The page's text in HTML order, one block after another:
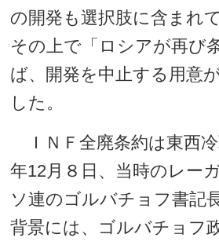
の開発も選択肢に含まれ
その上で「ロシアが再び
ば、開発を中止する用意
した。
ＩＮＦ全廃条約は東西冷
年12月８日、当時のレー
ソ連のゴルバチョフ書記
背景には、ゴルバチョフ